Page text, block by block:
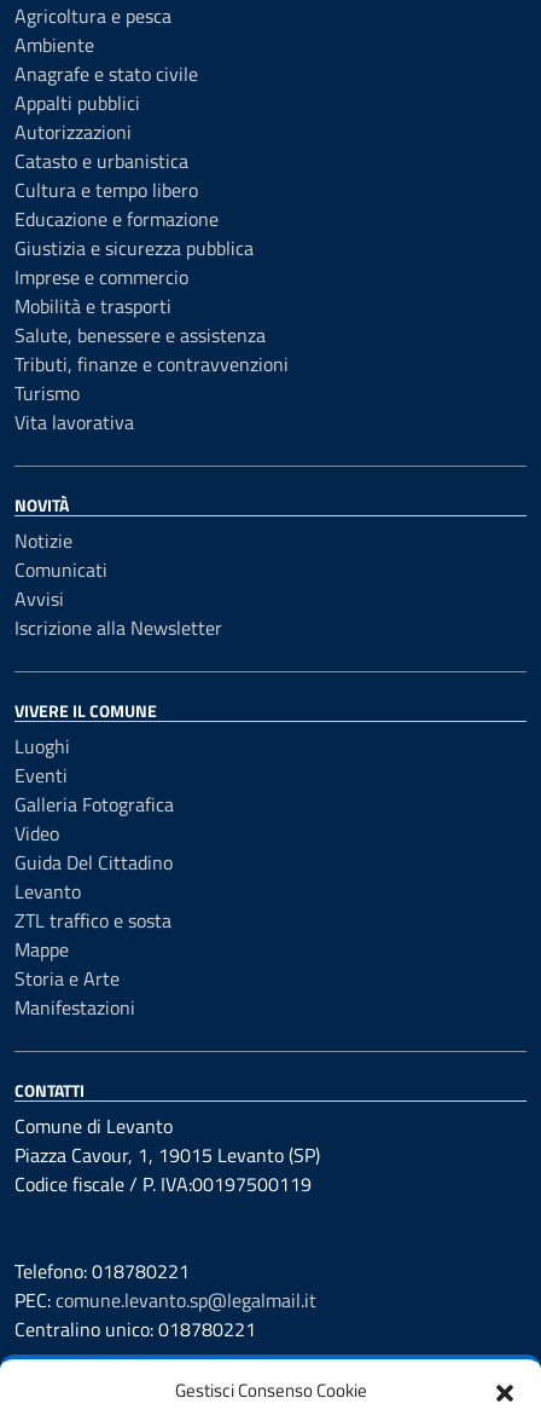
Gestisci Consenso Cookie
Agricoltura e pesca
Ambiente
Anagrafe e stato civile
Appalti pubblici
Autorizzazioni
Catasto e urbanistica
Cultura e tempo libero
Educazione e formazione
Giustizia e sicurezza pubblica
Imprese e commercio
Mobilità e trasporti
Salute, benessere e assistenza
Tributi, finanze e contravvenzioni
Turismo
Vita lavorativa
NOVITÀ
Notizie
Comunicati
Avvisi
Iscrizione alla Newsletter
VIVERE IL COMUNE
Luoghi
Eventi
Galleria Fotografica
Video
Guida Del Cittadino
Levanto
ZTL traffico e sosta
Mappe
Storia e Arte
Manifestazioni
CONTATTI
Comune di Levanto
Piazza Cavour, 1, 19015 Levanto (SP)
Codice fiscale / P. IVA:00197500119
Telefono: 018780221
PEC:comune.levanto.sp@legalmail.it
Centralino unico: 018780221
Prenotazione appuntamento